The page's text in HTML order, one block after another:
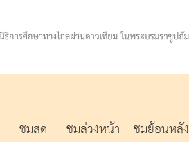
ชมสด ชมล่วงหน้า ชมย้อนหลัง